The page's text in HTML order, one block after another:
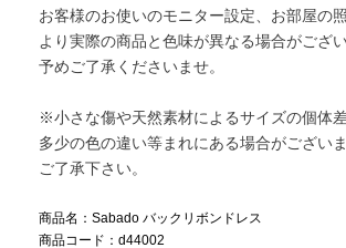
お客様のお使いのモニター設定、お部屋の
より実際の商品と色味が異なる場合がござ
予めご了承くださいませ。
※小さな傷や天然素材によるサイズの個体
多少の色の違い等まれにある場合がござい
ご了承下さい。
商品名：Sabado バックリボンドレス
商品コード：d44002